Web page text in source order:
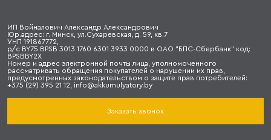
ИП Войналович Александр Александрович
Юр.адрес: г. Минск, ул.Сухаревская, д. 59, кв.7
УНП 191867772,
р/с BY75 BPSB 3013 1760 6301 3933 0000 в ОАО "БПС-Сбербанк" код:
BPSBBY2X
Номер и адрес электронной почты лица, уполномоченного
рассматривать обращения покупателей о нарушении их прав,
предусмотренных законодательством о защите прав потребителей:
+375 (29) 395 21 12, info@akkumulyatory.by
Заказать звонок